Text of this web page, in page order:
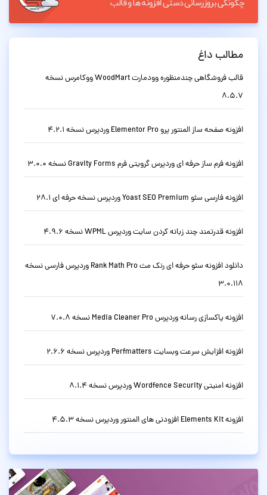
مطالب داغ
قالب فروشگاهی چندمنظوره وودمارت WoodMart ووکامرس نسخه
8.5.7
افزونه صفحه ساز المنتور پرو Elementor Pro وردپرس نسخه 4.2.1
افزونه فرم ساز حرفه ای وردپرس گرویتی فرم Gravity Forms نسخه 3.0.0
افزونه فارسی سئو Yoast SEO Premium وردپرس نسخه حرفه ای 28.1
افزونه قدرتمند چند زبانه کردن سایت وردپرس WPML نسخه 4.9.6
دانلود افزونه سئو حرفه ای رنک مث Rank Math Pro وردپرس فارسی نسخه
3.0.118
افزونه پاکسازی رسانه وردپرس Media Cleaner Pro نسخه 7.0.8
افزونه افزایش سرعت وبسایت Perfmatters وردپرس نسخه 2.6.6
افزونه امنیتی Wordfence Security وردپرس نسخه 8.1.4
افزونه Elements Kit افزودنی های المنتور وردپرس نسخه 4.5.3